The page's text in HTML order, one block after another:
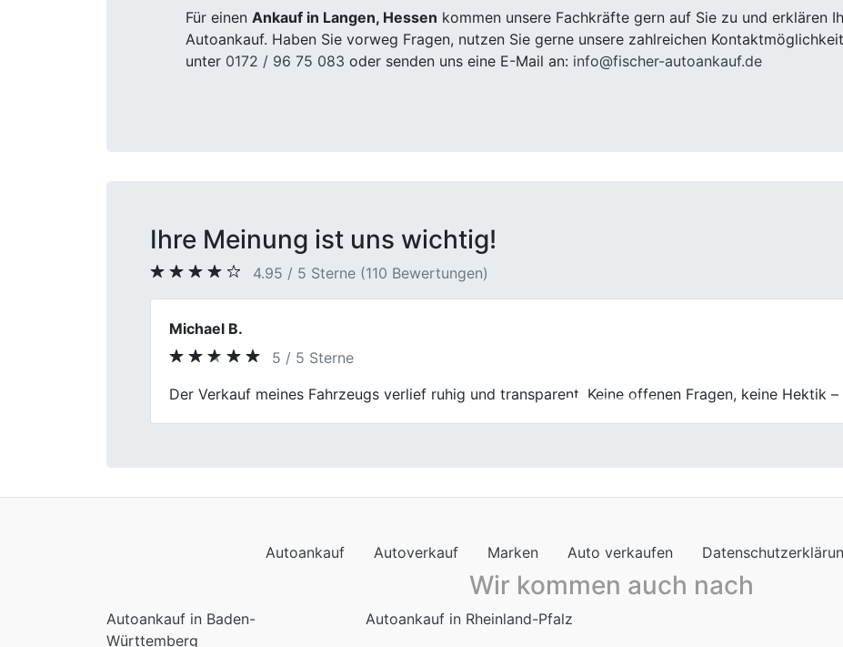
Für einen Ankauf in Langen, Hessen kommen unsere Fachkräfte gern auf Sie zu und erklären
Autoankauf. Haben Sie vorweg Fragen, nutzen Sie gerne unsere zahlreichen
unter 0172 / 96 75 083 oder senden uns eine E-Mail an: info@fischer-autoankauf.de
Ihre Meinung ist uns wichtig!
4.95 / 5 Sterne (110 Bewertungen)
Holger
5 / 5 Sterne
Ich habe hier mein Auto verkauft und war sehr zufrieden mit dem Preis, den ich bekommen habe.
Previous
Marken Auto verkaufen Datenschutzerklärung
Wir kommen auch nach